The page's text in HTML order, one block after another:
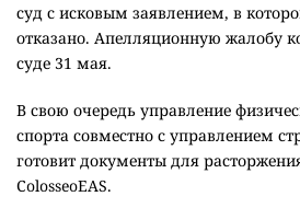
суд с исковым заявлением, в
отказано. Апелляционную жалобу
суде 31 мая.
В свою очередь управление
спорта совместно с управлением
готовит документы для
ColosseoEAS.